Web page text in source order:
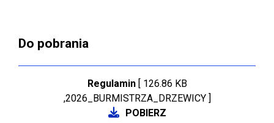
Do pobrania
Regulamin[ 126.86 KB
,2026_BURMISTRZA_DRZEWICY ]
POBIERZ